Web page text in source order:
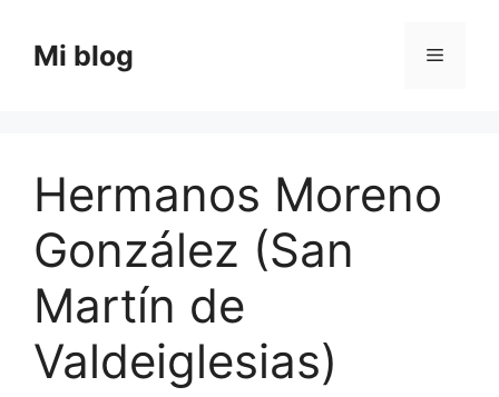
contenido
Mi blog Menú
Hermanos Moreno
González (San
Martín de
Valdeiglesias)